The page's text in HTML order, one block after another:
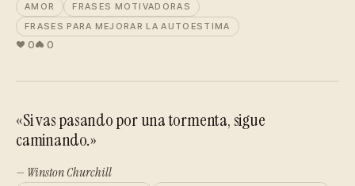
AMOR
FRASES MOTIVADORAS
FRASES PARA MEJORAR LA AUTOESTIMA
0 0
«Si vas pasando por una tormenta, sigue
caminando.»
— Winston Churchill